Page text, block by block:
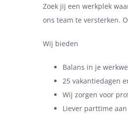
Zoek jij een werkplek
ons team te versterken.
Wij bieden
Balans in je
25 vakantiedagen
Wij zorgen voor
Liever parttime